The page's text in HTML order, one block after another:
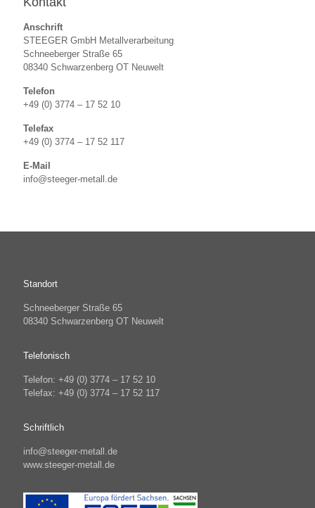
Anschrift
STEEGER GmbH Metallverarbeitung
Schneeberger Straße 65
08340 Schwarzenberg OT Neuwelt
Telefon
+49 (0) 3774 – 17 52 10
Telefax
+49 (0) 3774 – 17 52 117
E-Mail
info@steeger-metall.de
Standort
Schneeberger Straße 65
08340 Schwarzenberg OT Neuwelt
Telefonisch
Telefon: +49 (0) 3774 – 17 52 10
Telefax: +49 (0) 3774 – 17 52 117
Schriftlich
info@steeger-metall.de
www.steeger-metall.de